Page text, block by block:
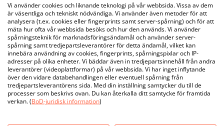
Vi använder cookies och liknande teknologi på vår webbsida. Vissa av dem
är väsentliga och tekniskt nödvändiga. Vi använder även metoder för att
analysera (t.ex. cookies eller fingerprints samt server-spårning) och för att
mäta hur ofta vår webbsida besöks och hur den används. Vi använder
spårningsteknik för marknadsföringsändamål och använder server-
spårning samt tredjepartsleverantörer för detta ändamål, vilket kan
innebära användning av cookies, fingerprints, spårningspixlar och IP-
adresser på olika enheter. Vi bäddar även in tredjepartsinnehåll från andra
leverantörer (videoplattformar) på vår webbsida. Vi har inget inflytande
över den vidare databehandlingen eller eventuell spårning från
tredjepartsleverantörens sida. Med din inställning samtycker du till de
processer som beskrivs ovan. Du kan återkalla ditt samtycke för framtida
verkan. (BoD-juridisk information)